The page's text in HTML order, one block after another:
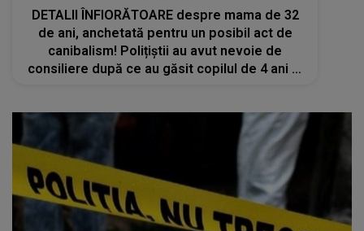
DETALII ÎNFIORĂTOARE despre mama de 32
de ani, anchetată pentru un posibil act de
canibalism! Polițiștii au avut nevoie de
consiliere după ce au găsit copilul de 4 ani al